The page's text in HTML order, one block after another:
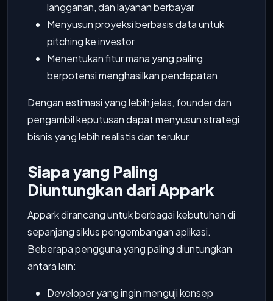
langganan, dan layanan berbayar
Menyusun proyeksi berbasis data untuk
pitching ke investor
Menentukan fitur mana yang paling
berpotensi menghasilkan pendapatan
Dengan estimasi yang lebih jelas, founder dan
pengambil keputusan dapat menyusun strategi
bisnis yang lebih realistis dan terukur.
Siapa yang Paling
Diuntungkan dari Appark
Appark dirancang untuk berbagai kebutuhan di
sepanjang siklus pengembangan aplikasi.
Beberapa pengguna yang paling diuntungkan
antara lain:
Developer yang ingin menguji konsep